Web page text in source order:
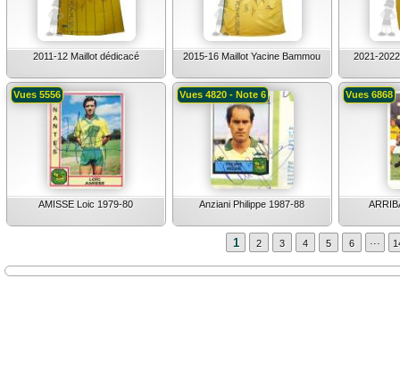
2011-12 Maillot dédicacé 2015-16 Maillot Yacine Bammou 2021-
AMISSE Loic 1979-80
Vues 5556
Anziani Philippe 1987-88
Vues 4820 - Note 6 Vues 6868
1 2 3 4 5 6 ...